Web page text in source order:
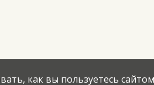
как вы пользуетесь